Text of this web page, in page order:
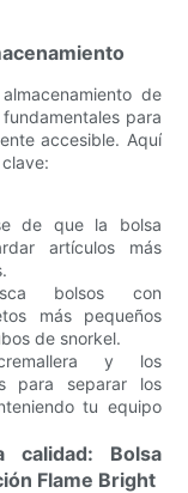
de
para
accesible. Aquí
de que la bolsa
artículos más
bolsos con
más pequeños
de snorkel.
y los
para separar los
tu equipo
Bolsa
Flame Bright